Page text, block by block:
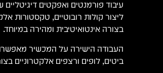
עיבוד פורמנטים ואפקטים
ליצור קולות רובוטיים, טקסטורות
בצורה אינטואיטיבית ומהירה במיוחד.
העבודה הישירה על המכשיר
ביטים, לופים ורצפים אלקטרוניים